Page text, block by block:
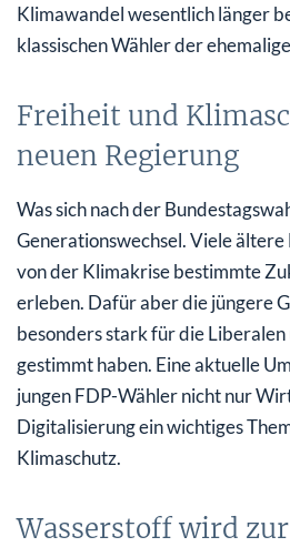
Klimawandel wesentlich länger
klassischen Wähler der
Freiheit und
neuen Regierung
Was sich nach der
Generationswechsel. Viele
von der Klimakrise bestimmte
erleben. Dafür aber die jüngere
besonders stark für die Liberalen
gestimmt haben. Eine aktuelle
jungen FDP-Wähler nicht nur
Digitalisierung ein wichtiges
Klimaschutz.
Wasserstoff wird zur